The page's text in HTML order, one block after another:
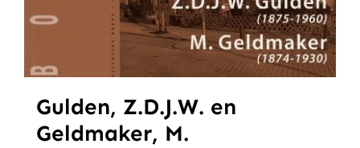
Gulden, Z.D.J.W. en
Geldmaker, M.